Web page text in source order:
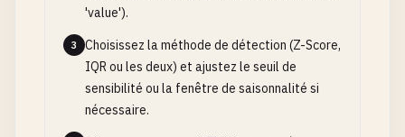
'value').
3
Choisissez la méthode de détection (Z-Score,
IQR ou les deux) et ajustez le seuil de
sensibilité ou la fenêtre de saisonnalité si
nécessaire.